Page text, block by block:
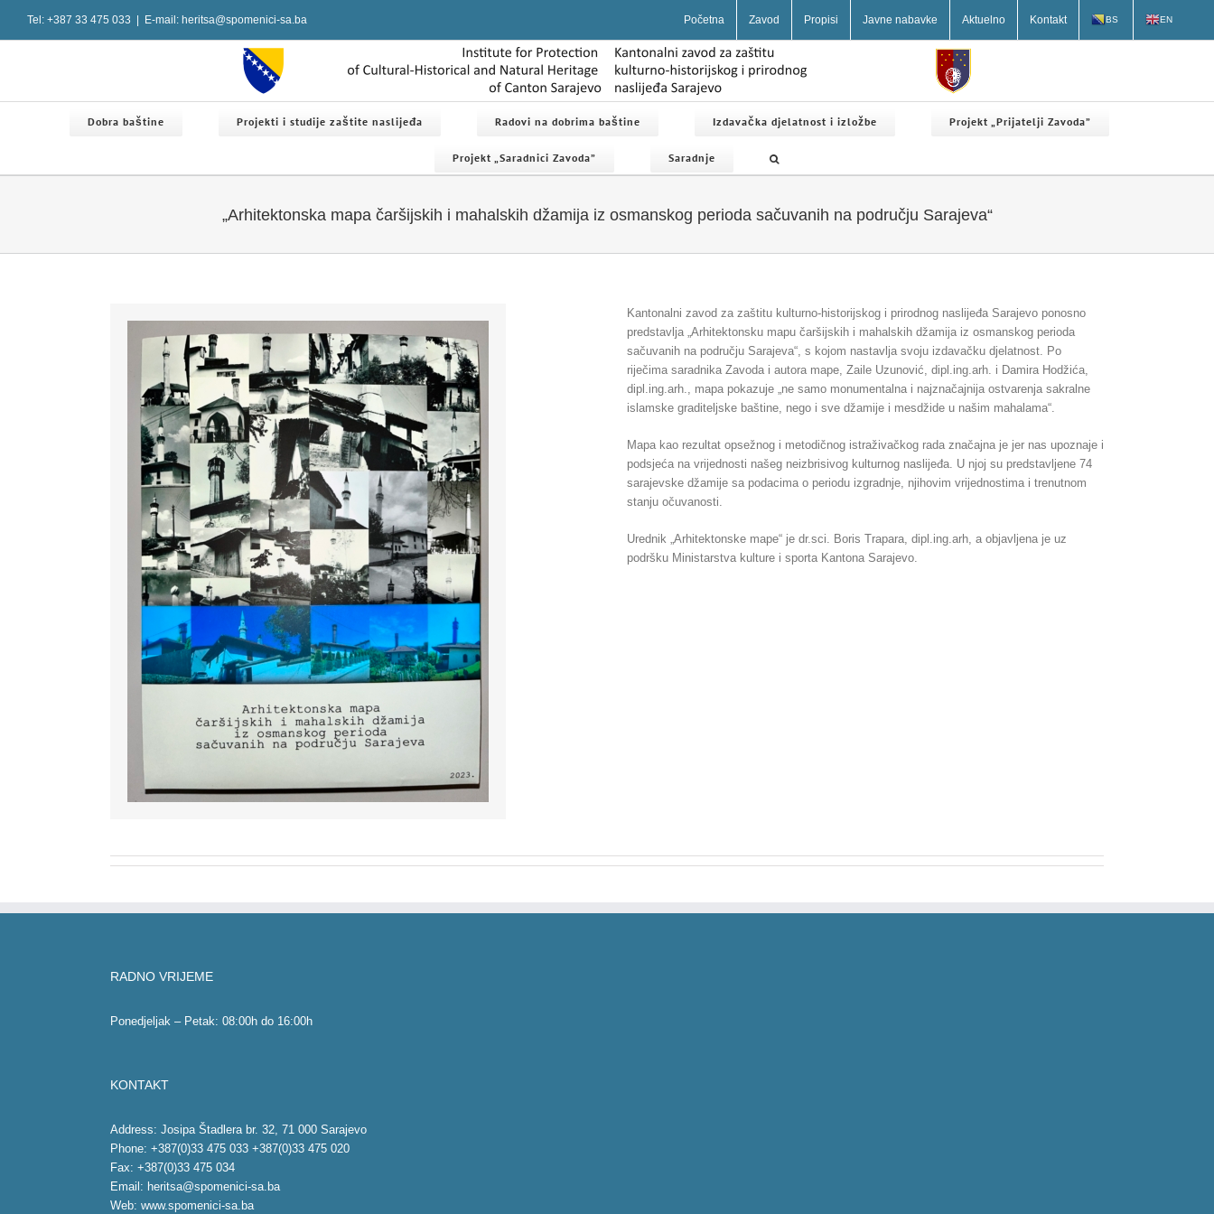
Tel: +387 33 475 033 E-mail: heritsa@spomenici-sa.ba Početna Zavod Propisi Javne nabavke Aktuelno Kontakt BS EN
Dobra baštine Projekti i studije zaštite naslijeđa Radovi na dobrima baštine Izdavačka djelatnost i izložbe Projekt „Prijatelji Zavoda”
Projekt „Saradnici Zavoda” Saradnje
„Arhitektonska mapa čaršijskih i mahalskih džamija iz osmanskog perioda sačuvanih na području Sarajeva“
Kantonalni zavod za zaštitu kulturno-historijskog i prirodnog naslijeđa Sarajevo ponosno
predstavlja „Arhitektonsku mapu čaršijskih i mahalskih džamija iz osmanskog perioda
sačuvanih na području Sarajeva“, s kojom nastavlja svoju izdavačku djelatnost. Po
riječima saradnika Zavoda i autora mape, Zaile Uzunović, dipl.ing.arh. i Damira Hodžića,
dipl.ing.arh., mapa pokazuje „ne samo monumentalna i najznačajnija ostvarenja sakralne
islamske graditeljske baštine, nego i sve džamije i mesdžide u našim mahalama“.
Mapa kao rezultat opsežnog i metodičnog istraživačkog rada značajna je jer nas upoznaje i
podsjeća na vrijednosti našeg neizbrisivog kulturnog naslijeđa. U njoj su predstavljene 74
sarajevske džamije sa podacima o periodu izgradnje, njihovim vrijednostima i trenutnom
stanju očuvanosti.
Urednik „Arhitektonske mape“ je dr.sci. Boris Trapara, dipl.ing.arh, a objavljena je uz
podršku Ministarstva kulture i sporta Kantona Sarajevo.
RADNO VRIJEME
Ponedjeljak – Petak: 08:00h do 16:00h
KONTAKT
Address: Josipa Štadlera br. 32, 71 000 Sarajevo
Phone: +387(0)33 475 033 +387(0)33 475 020
Fax: +387(0)33 475 034
Email: heritsa@spomenici-sa.ba
Web: www.spomenici-sa.ba